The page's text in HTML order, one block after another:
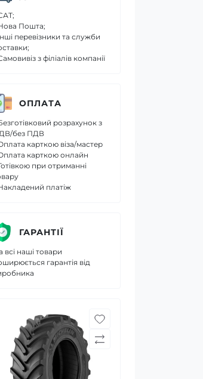
Пошта;
перевізники та служби
з філіалів компанії
ОПЛАТА
розрахунок з
без ПДВ
карткою віза/мастер
карткою онлайн
при отриманні
платіж
ГАРАНТІЇ
всі наші товари
гарантія від